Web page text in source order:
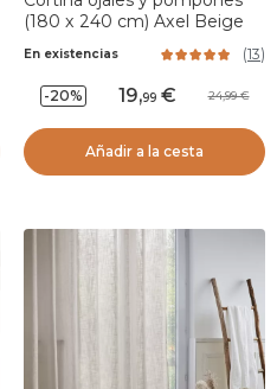
(180 x 240 cm) Axel Beige
En existencias (13)
-20% 19,99 24,99
Añadir a la cesta